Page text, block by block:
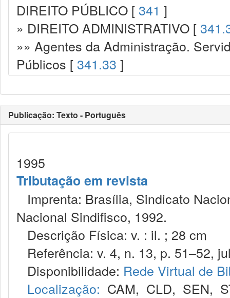
DIREITO PÚBLICO [ 341 ]
» DIREITO ADMINISTRATIVO [
»» Agentes da Administração.
Públicos [ 341.33 ]
Publicação: Texto - Português
1995
Tributação em revista
Imprenta: Brasília, Sindicato
Nacional Sindifisco, 1992.
Descrição Física: v. : il. ; 28 cm
Referência: v. 4, n. 13, p. 51–52,
Disponibilidade: Rede Virtual de
Localização: CAM, CLD, SEN,